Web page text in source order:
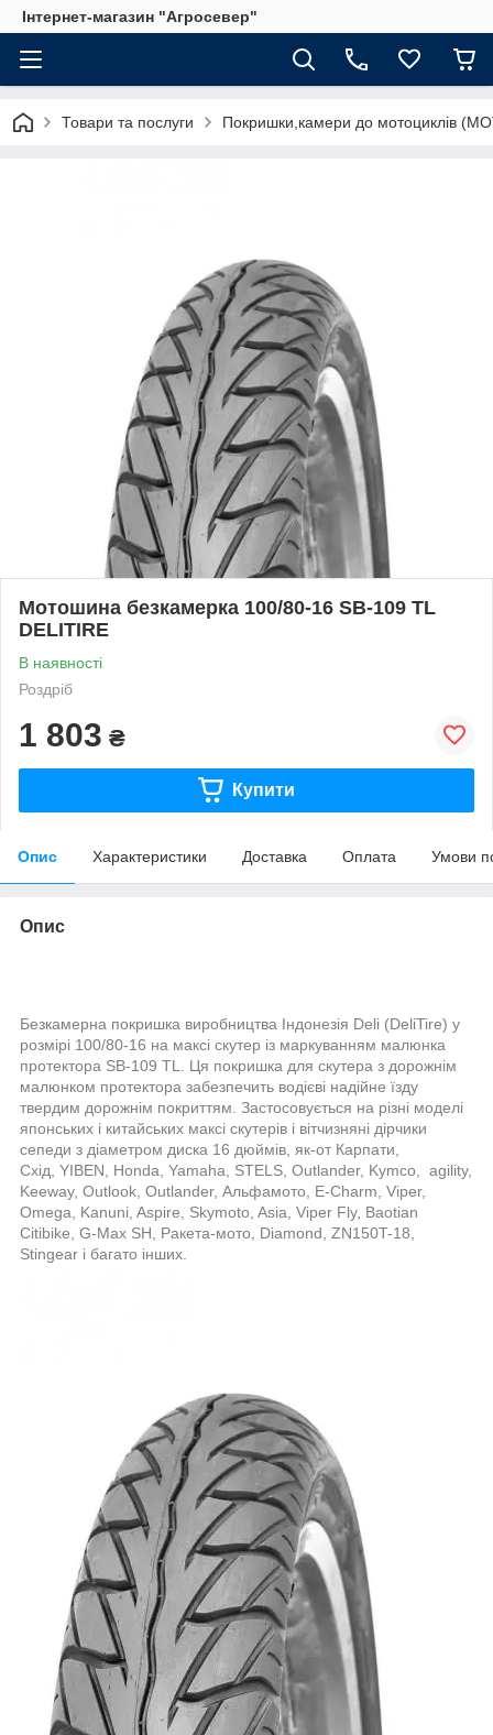
Інтернет-магазин "Агросевер"
Товари та послуги Покришки,камери до мотоциклів
Мотошина безкамерка 100/80-16 SB-109 TL
DELITIRE
В наявності
Роздріб
1 803 ₴
Купити
Опис Характеристики Доставка Оплата Умови
Опис
Безкамерна покришка виробництва Індонезія Deli (DeliTire) у
розмірі 100/80-16 на максі скутер із маркуванням малюнка
протектора SB-109 TL. Ця покришка для скутера з дорожнім
малюнком протектора забезпечить водієві надійне їзду
твердим дорожнім покриттям. Застосовується на різні моделі
японських і китайських максі скутерів і вітчизняні дірчики
сепеди з діаметром диска 16 дюймів, як-от Карпати,
Схід, YIBEN, Honda, Yamaha, STELS, Outlander, Kymco, agility,
Keeway, Outlook, Outlander, Альфамото, E-Charm, Viper,
Omega, Kanuni, Aspire, Skymoto, Asia, Viper Fly, Baotian
Citibike, G-Max SH, Ракета-мото, Diamond, ZN150T-18,
Stingear і багато інших.